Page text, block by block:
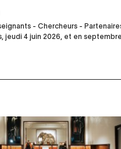
- Chercheurs -
jeudi 4 juin 2026, et en